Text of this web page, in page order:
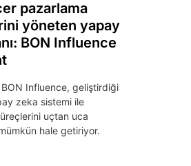
pazarlama
yöneten yapay
BON Influence
Influence, geliştirdiği
zeka sistemi ile
uçtan uca
hale getiriyor.